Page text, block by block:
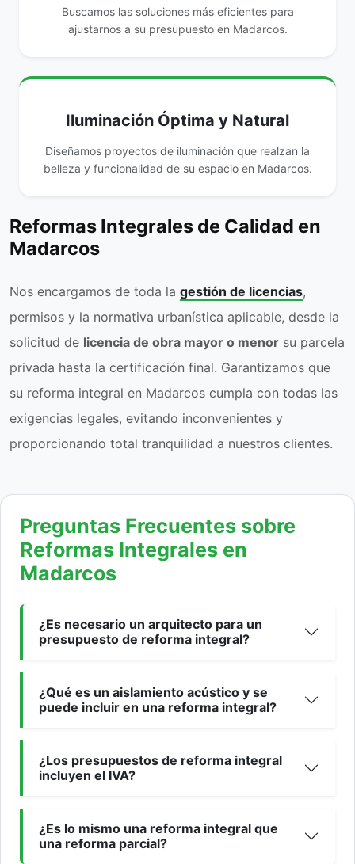
Buscamos las soluciones más eficientes para
ajustarnos a su presupuesto en Madarcos.
Iluminación Óptima y Natural
Diseñamos proyectos de iluminación que realzan la
belleza y funcionalidad de su espacio en Madarcos.
Reformas Integrales de Calidad en
Madarcos
Nos encargamos de toda la gestión de licencias,
permisos y la normativa urbanística aplicable, desde la
solicitud de licencia de obra mayor o menor su parcela
privada hasta la certificación final. Garantizamos que
su reforma integral en Madarcos cumpla con todas las
exigencias legales, evitando inconvenientes y
proporcionando total tranquilidad a nuestros clientes.
Preguntas Frecuentes sobre
Reformas Integrales en
Madarcos
¿Es necesario un arquitecto para un
presupuesto de reforma integral?
¿Qué es un aislamiento acústico y se
puede incluir en una reforma integral?
¿Los presupuestos de reforma integral
incluyen el IVA?
¿Es lo mismo una reforma integral que
una reforma parcial?